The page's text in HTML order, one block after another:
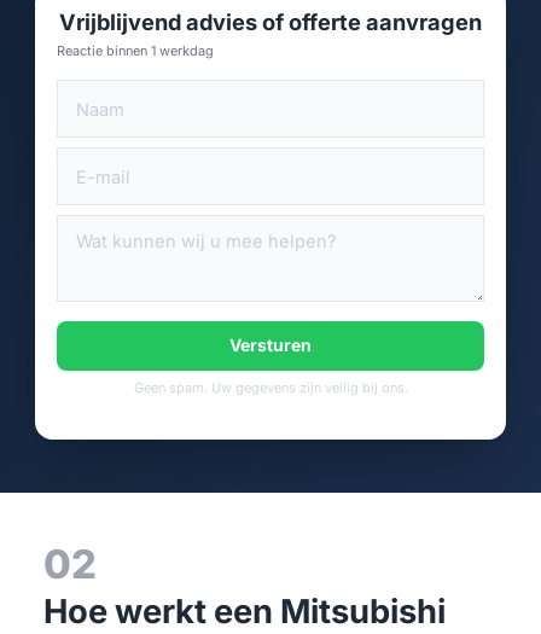
Vrijblijvend advies of offerte aanvragen
Reactie binnen 1 werkdag
Versturen
Geen spam. Uw gegevens zijn veilig bij ons.
02
Hoe werkt een Mitsubishi